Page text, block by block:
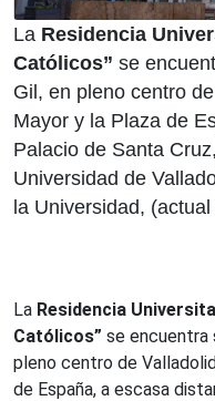
La Residencia
Católicos” se
Gil, en pleno centro
Mayor y la Plaza de
Palacio de Santa
Universidad de
la Universidad,
La Residencia
Católicos” se encuentra
pleno centro de
de España, a escasa